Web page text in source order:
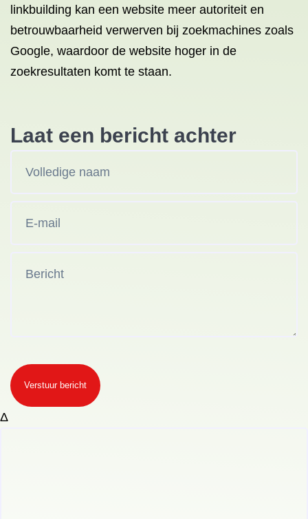
linkbuilding kan een website meer autoriteit en
betrouwbaarheid verwerven bij zoekmachines zoals
Google, waardoor de website hoger in de
zoekresultaten komt te staan.
Laat een bericht achter
Verstuur bericht
Δ